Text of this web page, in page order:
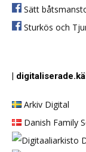
Sätt
Sturkös och
|
Arkiv Digital
Danish Family